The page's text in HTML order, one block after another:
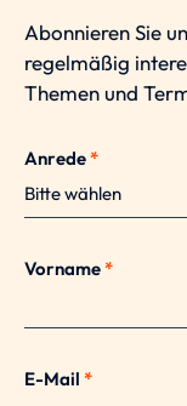
Abonnieren Sie
regelmäßig
Themen und
Anrede*
Vorname*
E-Mail *